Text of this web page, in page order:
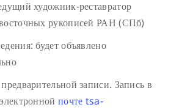
художник-реставратор
рукописей РАН (СПб)
будет объявлено
записи. Запись в
почте tsa-